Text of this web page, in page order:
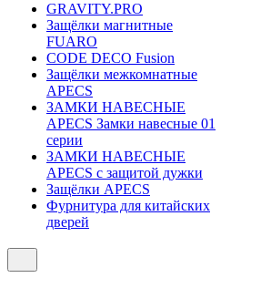
GRAVITY.PRO
Защёлки магнитные
FUARO
CODE DECO Fusion
Защёлки межкомнатные
APECS
ЗАМКИ НАВЕСНЫЕ
APECS Замки навесные 01
серии
ЗАМКИ НАВЕСНЫЕ
APECS с защитой дужки
Защёлки APECS
Фурнитура для китайских
дверей